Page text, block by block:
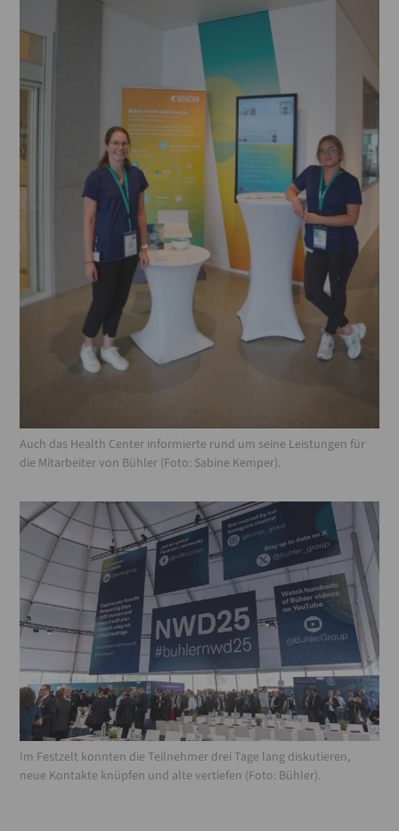
Auch das Health Center informierte rund um seine Leistungen für
die Mitarbeiter von Bühler (Foto: Sabine Kemper).
Im Festzelt konnten die Teilnehmer drei Tage lang diskutieren,
neue Kontakte knüpfen und alte vertiefen (Foto: Bühler).